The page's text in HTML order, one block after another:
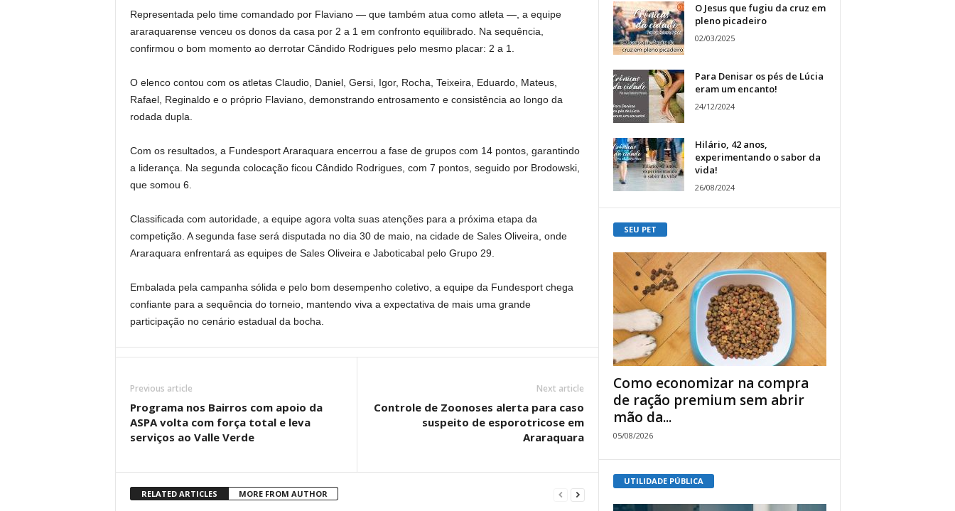
Representada pelo time comandado por Flaviano — que também atua como atleta —, a equipe
araraquarense venceu os donos da casa por 2 a 1 em confronto equilibrado. Na sequência,
confirmou o bom momento ao derrotar Cândido Rodrigues pelo mesmo placar: 2 a 1.
O elenco contou com os atletas Claudio, Daniel, Gersi, Igor, Rocha, Teixeira, Eduardo, Mateus,
Rafael, Reginaldo e o próprio Flaviano, demonstrando entrosamento e consistência ao longo da
rodada dupla.
Com os resultados, a Fundesport Araraquara encerrou a fase de grupos com 14 pontos, garantindo
a liderança. Na segunda colocação ficou Cândido Rodrigues, com 7 pontos, seguido por Brodowski,
que somou 6.
Classificada com autoridade, a equipe agora volta suas atenções para a próxima etapa da
competição. A segunda fase será disputada no dia 30 de maio, na cidade de Sales Oliveira, onde
Araraquara enfrentará as equipes de Sales Oliveira e Jaboticabal pelo Grupo 29.
Embalada pela campanha sólida e pelo bom desempenho coletivo, a equipe da Fundesport chega
confiante para a sequência do torneio, mantendo viva a expectativa de mais uma grande
participação no cenário estadual da bocha.
Previous article
Programa nos Bairros com apoio da
ASPA volta com força total e leva
serviços ao Valle Verde
Next article
Controle de Zoonoses alerta para caso
suspeito de esporotricose em
Araraquara
RELATED ARTICLES MORE FROM AUTHOR
O Jesus que fugiu da cruz em
pleno picadeiro
02/03/2025
Para Denisar os pés de Lúcia
eram um encanto!
24/12/2024
Hilário, 42 anos,
experimentando o sabor da
vida!
26/08/2024
SEU PET
Como economizar na compra
de ração premium sem abrir
mão da...
05/08/2026
UTILIDADE PÚBLICA